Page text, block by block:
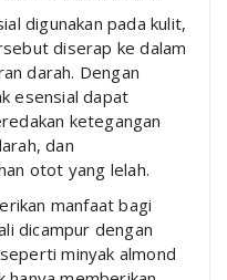
digunakan pada kulit,
diserap ke dalam
darah. Dengan
esensial dapat
ketegangan
dan
otot yang lelah.
manfaat bagi
dicampur dengan
minyak almond